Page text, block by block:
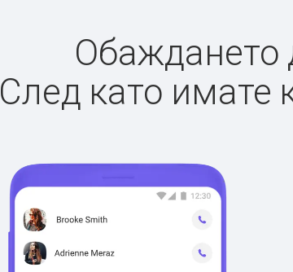
Обаждането
След като имате